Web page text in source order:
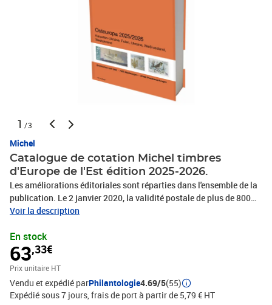
1 /3
Michel
Catalogue de cotation Michel timbres
d'Europe de l'Est édition 2025-2026.
Les améliorations éditoriales sont réparties dans l'ensemble de la
publication. Le 2 janvier 2020, la validité postale de plus de 800
timbres a expiré au Bélarus. Nous avons ajouté une note
également ajouté des informations concernant l'arrêt de
l'affranchissement de près de 2 500 timbres MICHEL. De plus, nous
avons inclus les variations de position de la perforation de
sécurité sur les tirages polonais inversés. Nous avons également
mis l'accent sur la révision et la mise à jour des cotations. Cette
fois-ci, nous avons porté une attention particulière à la Pologne.
Voir la description
En stock
63,33€
Prix unitaire HT
Vendu et expédié parPhilantologie4.69/5(55)
Expédié sous 7 jours, frais de port à partir de 5,79 € HT